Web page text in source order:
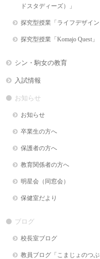
ドスタディーズ）」
探究型授業「ライフデザイン
探究型授業「Komajo Quest」
シン・駒女の教育
入試情報
お知らせ
お知らせ
卒業生の方へ
保護者の方へ
教育関係者の方へ
明星会（同窓会）
保健室だより
ブログ
校長室ブログ
教員ブログ「こまじょのつぶ